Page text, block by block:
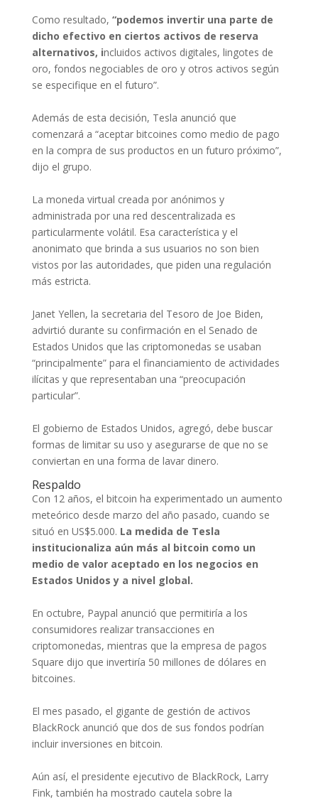
Como resultado, “podemos invertir una parte de
dicho efectivo en ciertos activos de reserva
alternativos, incluidos activos digitales, lingotes de
oro, fondos negociables de oro y otros activos según
se especifique en el futuro”.
Además de esta decisión, Tesla anunció que
comenzará a “aceptar bitcoines como medio de pago
en la compra de sus productos en un futuro próximo”,
dijo el grupo.
La moneda virtual creada por anónimos y
administrada por una red descentralizada es
particularmente volátil. Esa característica y el
anonimato que brinda a sus usuarios no son bien
vistos por las autoridades, que piden una regulación
más estricta.
Janet Yellen, la secretaria del Tesoro de Joe Biden,
advirtió durante su confirmación en el Senado de
Estados Unidos que las criptomonedas se usaban
“principalmente” para el financiamiento de actividades
ilícitas y que representaban una “preocupación
particular”.
El gobierno de Estados Unidos, agregó, debe buscar
formas de limitar su uso y asegurarse de que no se
conviertan en una forma de lavar dinero.
Respaldo
Con 12 años, el bitcoin ha experimentado un aumento
meteórico desde marzo del año pasado, cuando se
situó en US$5.000. La medida de Tesla
institucionaliza aún más al bitcoin como un
medio de valor aceptado en los negocios en
Estados Unidos y a nivel global.
En octubre, Paypal anunció que permitiría a los
consumidores realizar transacciones en
criptomonedas, mientras que la empresa de pagos
Square dijo que invertiría 50 millones de dólares en
bitcoines.
El mes pasado, el gigante de gestión de activos
BlackRock anunció que dos de sus fondos podrían
incluir inversiones en bitcoin.
Aún así, el presidente ejecutivo de BlackRock, Larry
Fink, también ha mostrado cautela sobre la